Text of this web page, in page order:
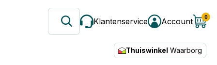
Klantenservice Account 0
Thuiswinkel Waarborg